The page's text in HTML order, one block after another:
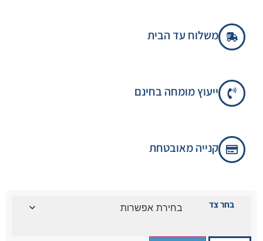
משלוח עד הבית
ייעוץ מומחה בחינם
קנייה מאובטחת
בחר צד